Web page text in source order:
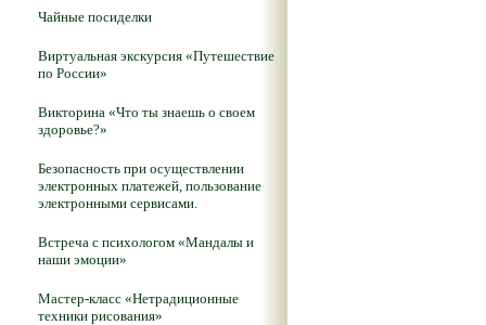
Чайные посиделки
Виртуальная экскурсия «Путешествие
по России»
Викторина «Что ты знаешь о своем
здоровье?»
Безопасность при осуществлении
электронных платежей, пользование
электронными сервисами.
Встреча с психологом «Мандалы и
наши эмоции»
Мастер-класс «Нетрадиционные
техники рисования»